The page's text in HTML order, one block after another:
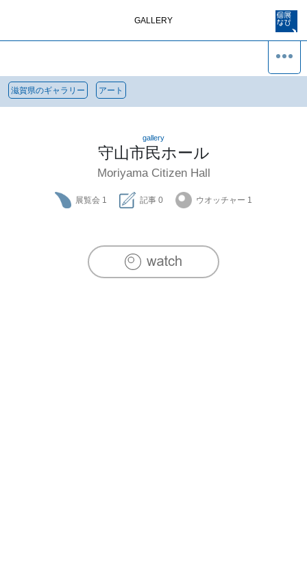
GALLERY
滋賀県のギャラリー アート
gallery
守山市民ホール
Moriyama Citizen Hall
展覧会 1 記事 0 ウオッチャー 1